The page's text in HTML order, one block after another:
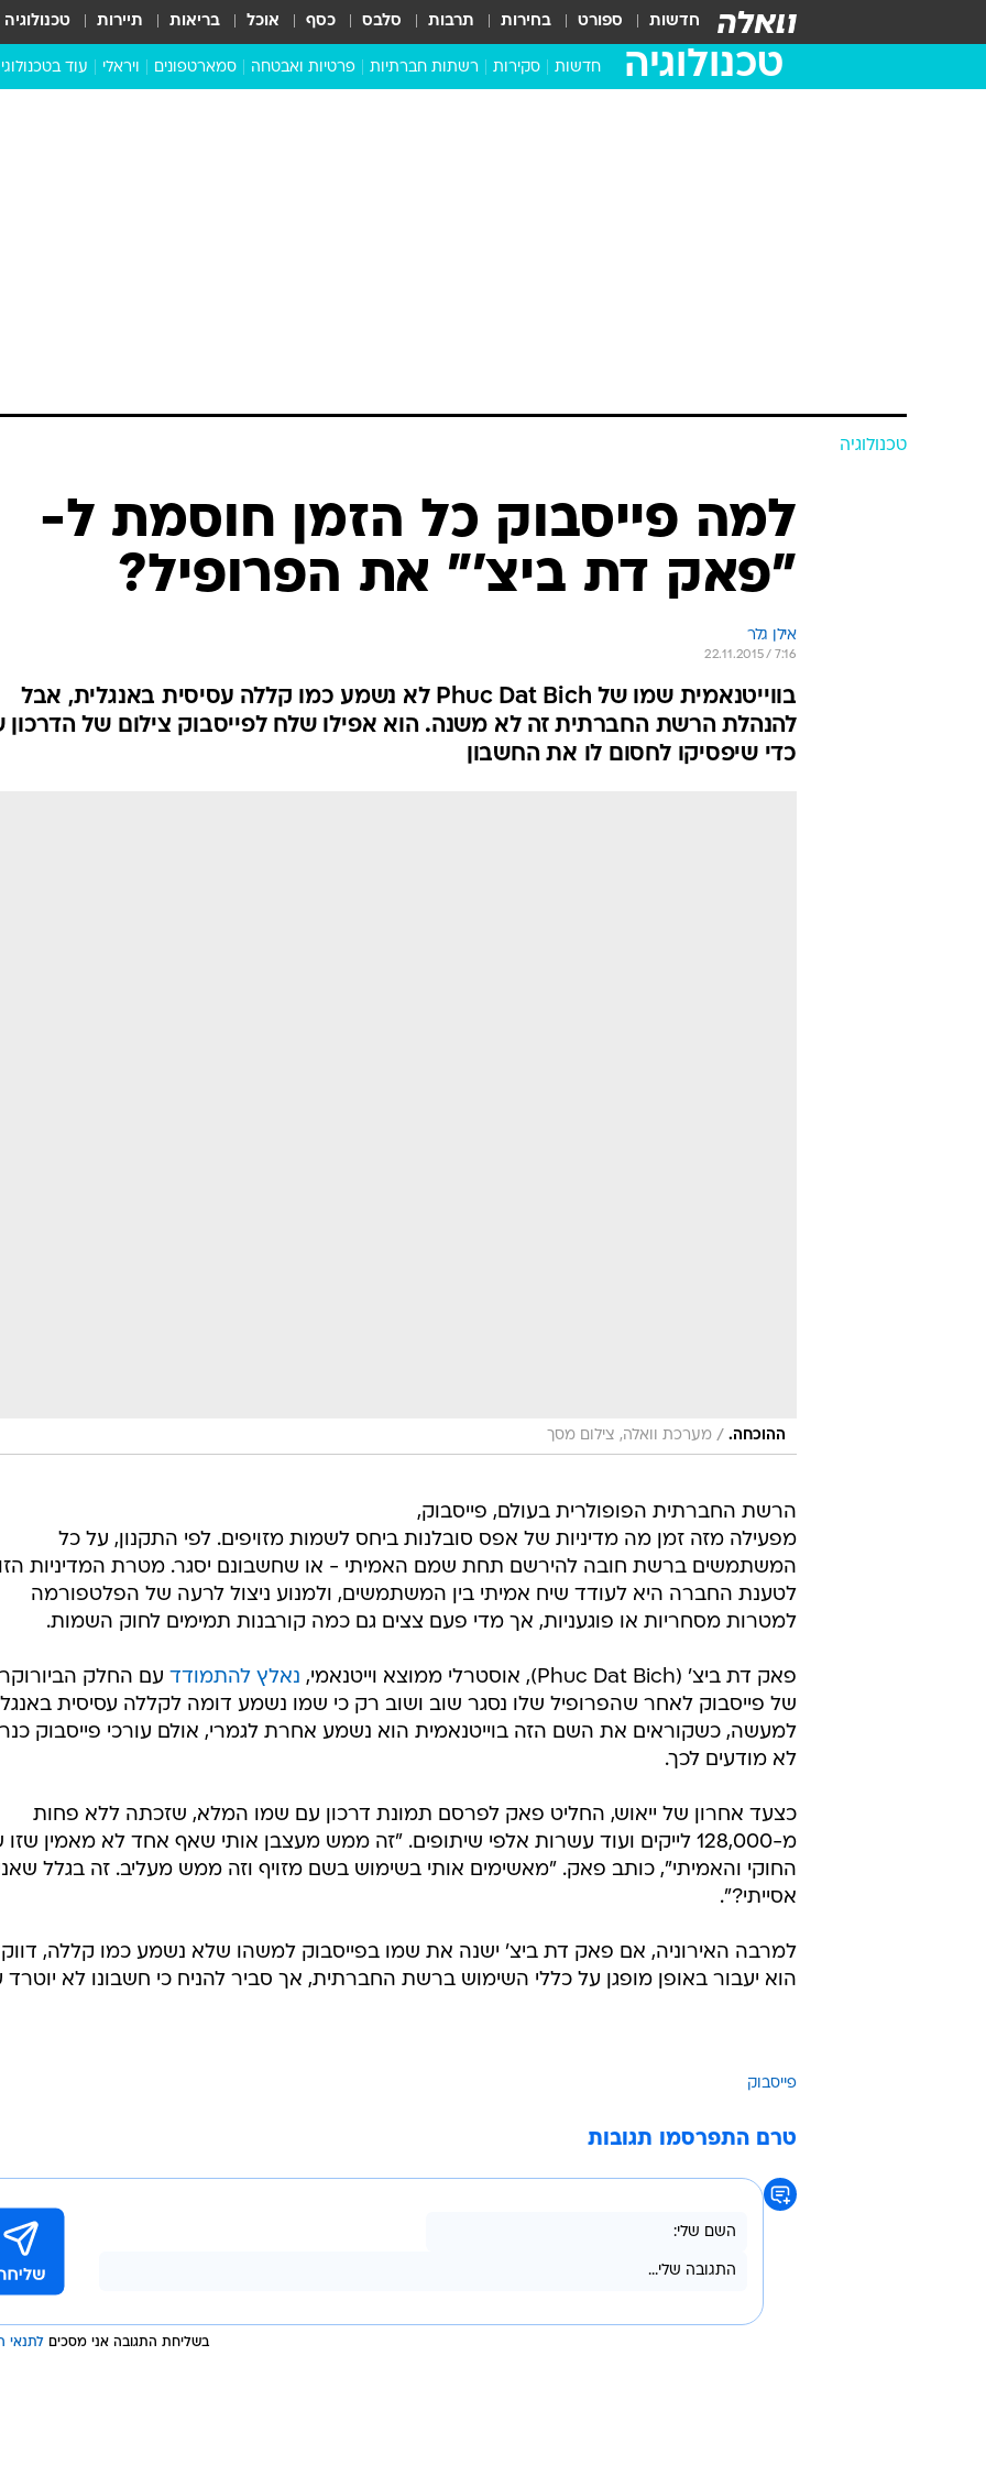
חדשות ספורט בחירות תרבות סלבס כסף אוכל בריאות תיירות טכנולוגיה
טכנולוגיה חדשות סקירות רשתות חברתיות פרטיות ואבטחה סמארטפונים ויראלי עוד
טכנולוגיה
למה פייסבוק כל הזמן חוסמת ל-
"פאק דת ביצ'" את הפרופיל?
אילן גלר
22.11.2015 / 7:16
בווייטנאמית שמו של Phuc Dat Bich לא נשמע כמו קללה עסיסית באנגלית, אבל
להנהלת הרשת החברתית זה לא משנה. הוא אפילו שלח לפייסבוק צילום של הדרכון
כדי שיפסיקו לחסום לו את החשבון
ההוכחה. / מערכת וואלה, צילום מסך
הרשת החברתית הפופולרית בעולם, פייסבוק,
מפעילה מזה זמן מה מדיניות של אפס סובלנות ביחס לשמות מזויפים. לפי התקנון, על כל
המשתמשים ברשת חובה להירשם תחת שמם האמיתי - או שחשבונם יסגר. מטרת המדיניות
לטענת החברה היא לעודד שיח אמיתי בין המשתמשים, ולמנוע ניצול לרעה של הפלטפורמה
למטרות מסחריות או פוגעניות, אך מדי פעם צצים גם כמה קורבנות תמימים לחוק השמות.
פאק דת ביצ' (Phuc Dat Bich), אוסטרלי ממוצא וייטנאמי, נאלץ להתמודד עם החלק
של פייסבוק לאחר שהפרופיל שלו נסגר שוב ושוב רק כי שמו נשמע דומה לקללה עסיסית
למעשה, כשקוראים את השם הזה בוייטנאמית הוא נשמע אחרת לגמרי, אולם עורכי פייסבוק
לא מודעים לכך.
כצעד אחרון של ייאוש, החליט פאק לפרסם תמונת דרכון עם שמו המלא, שזכתה ללא פחות
מ-128,000 לייקים ועוד עשרות אלפי שיתופים. "זה ממש מעצבן אותי שאף אחד לא מאמין
החוקי והאמיתי", כותב פאק. "מאשימים אותי בשימוש בשם מזויף וזה ממש מעליב. זה בגלל
אסייתי?".
למרבה האירוניה, אם פאק דת ביצ' ישנה את שמו בפייסבוק למשהו שלא נשמע כמו קללה,
הוא יעבור באופן מופגן על כללי השימוש ברשת החברתית, אך סביר להניח כי חשבונו לא יוטרד
פייסבוק
טרם התפרסמו תגובות
בשליחת התגובה אני מסכים לתנאי